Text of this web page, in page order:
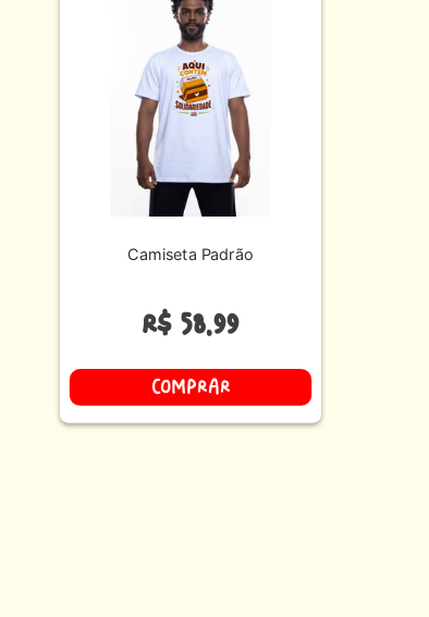
Camiseta Padrão
R$ 58,99
COMPRAR